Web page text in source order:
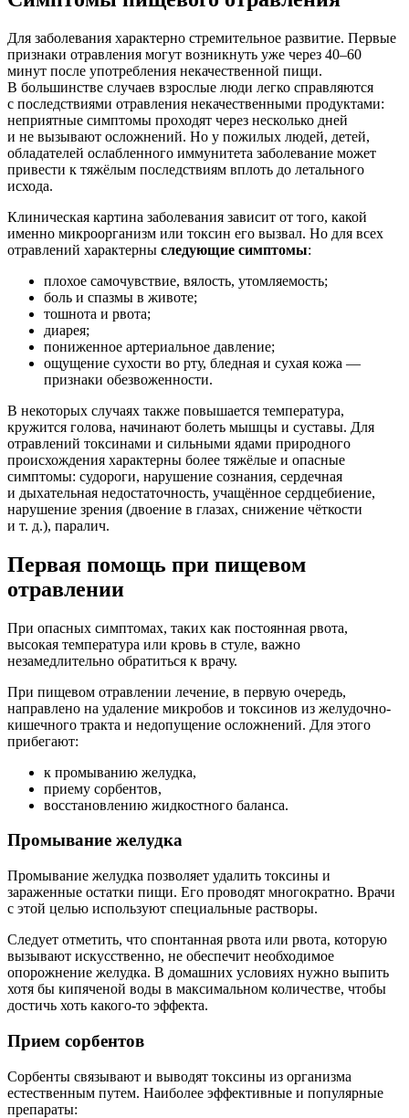
Для заболевания характерно стремительное развитие. Первые
признаки отравления могут возникнуть уже через 40–60
минут после употребления некачественной пищи.
В большинстве случаев взрослые люди легко справляются
с последствиями отравления некачественными продуктами:
неприятные симптомы проходят через несколько дней
и не вызывают осложнений. Но у пожилых людей, детей,
обладателей ослабленного иммунитета заболевание может
привести к тяжёлым последствиям вплоть до летального
исхода.
Клиническая картина заболевания зависит от того, какой
именно микроорганизм или токсин его вызвал. Но для всех
отравлений характерны следующие симптомы:
плохое самочувствие, вялость, утомляемость;
боль и спазмы в животе;
тошнота и рвота;
диарея;
пониженное артериальное давление;
ощущение сухости во рту, бледная и сухая кожа —
признаки обезвоженности.
В некоторых случаях также повышается температура,
кружится голова, начинают болеть мышцы и суставы. Для
отравлений токсинами и сильными ядами природного
происхождения характерны более тяжёлые и опасные
симптомы: судороги, нарушение сознания, сердечная
и дыхательная недостаточность, учащённое сердцебиение,
нарушение зрения (двоение в глазах, снижение чёткости
и т. д.), паралич.
Первая помощь при пищевом
отравлении
При опасных симптомах, таких как постоянная рвота,
высокая температура или кровь в стуле, важно
незамедлительно обратиться к врачу.
При пищевом отравлении лечение, в первую очередь,
направлено на удаление микробов и токсинов из желудочно-
кишечного тракта и недопущение осложнений. Для этого
прибегают:
к промыванию желудка,
приему сорбентов,
восстановлению жидкостного баланса.
Промывание желудка
Промывание желудка позволяет удалить токсины и
зараженные остатки пищи. Его проводят многократно. Врачи
с этой целью используют специальные растворы.
Следует отметить, что спонтанная рвота или рвота, которую
вызывают искусственно, не обеспечит необходимое
опорожнение желудка. В домашних условиях нужно выпить
хотя бы кипяченой воды в максимальном количестве, чтобы
достичь хоть какого-то эффекта.
Прием сорбентов
Сорбенты связывают и выводят токсины из организма
естественным путем. Наиболее эффективные и популярные
препараты: